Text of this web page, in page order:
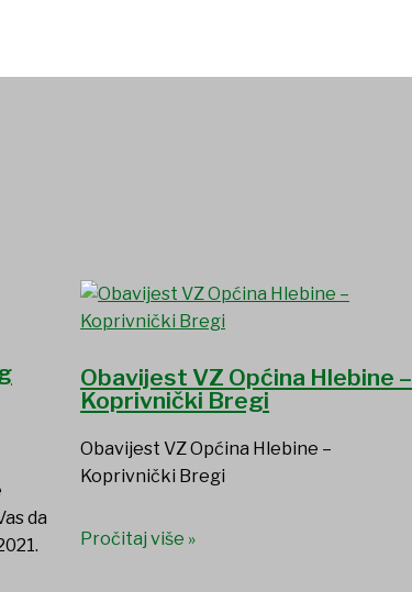
da
Obavijest VZ Općina Hlebine –
Koprivnički Bregi
Obavijest VZ Općina Hlebine –
Koprivnički Bregi
Pročitaj više »